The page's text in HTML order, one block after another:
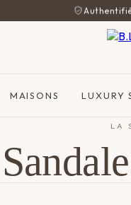
MAISONS LUXURY
LA